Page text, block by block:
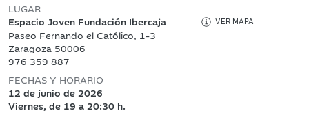
LUGAR
Espacio Joven Fundación Ibercaja
VER MAPA
Paseo Fernando el Católico, 1-3
Zaragoza 50006
976 359 887
FECHAS Y HORARIO
12 de junio de 2026
Viernes, de 19 a 20:30 h.